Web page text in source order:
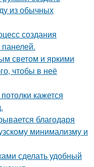
из обычных
создания
светом и яркими
чтобы в неё
кажется
благодаря
минимализму и
сделать удобный